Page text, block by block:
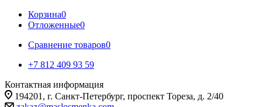
Корзина0
Отложенные0
Сравнение товаров0
+7 812 409 93 59
Контактная информация
194201, г. Санкт-Петербург, проспект Тореза, д. 2/40